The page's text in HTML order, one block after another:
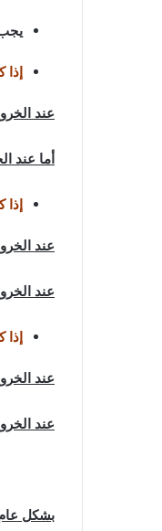
عند
أما عند
عند
عند
عند
عند
بشكل